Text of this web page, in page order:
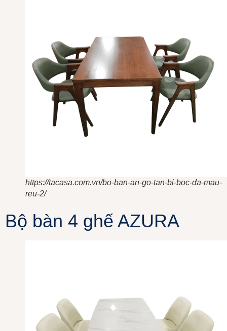
https://tacasa.com.vn/bo-ban-an-go-tan-bi-boc-da-mau-
reu-2/
Bộ bàn 4 ghế AZURA